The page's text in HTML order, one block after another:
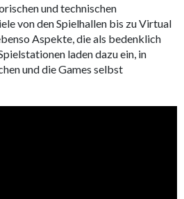
und technischen
von den Spielhallen bis zu Virtual
Aspekte, die als bedenklich
laden dazu ein, in
und die Games selbst